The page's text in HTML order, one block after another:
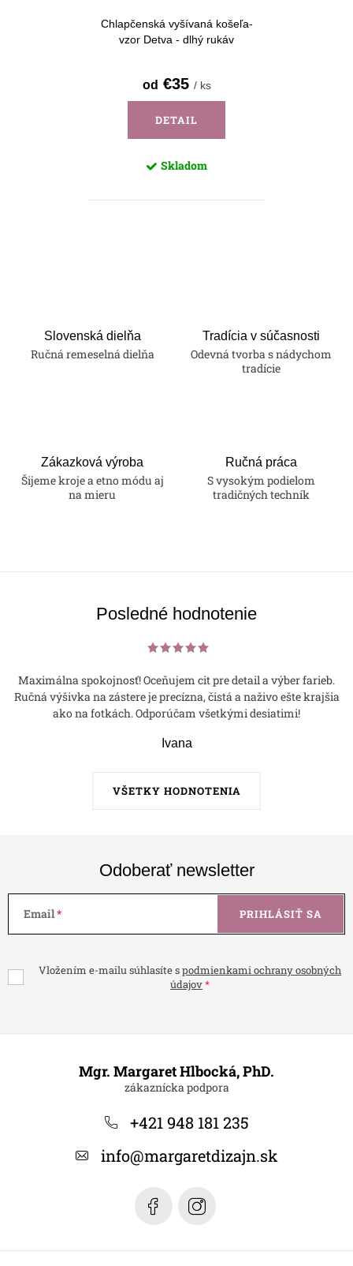
Chlapčenská vyšívaná košeľa-
vzor Detva - dlhý rukáv
od €35 / ks
DETAIL
Skladom
Slovenská dielňa
Ručná remeselná dielňa
Tradícia v súčasnosti
Odevná tvorba s nádychom
tradície
Zákazková výroba
Šijeme kroje a etno módu aj
na mieru
Ručná práca
S vysokým podielom
tradičných techník
Posledné hodnotenie
VŠETKY HODNOTENIA
Maximálna spokojnosť! Oceňujem cit pre detail a výber farieb.
Ručná výšivka na zástere je precízna, čistá a naživo ešte krajšia
ako na fotkách. Odporúčam všetkými desiatimi!
Ivana
Odoberať newsletter
Email
Vložením e-mailu súhlasíte spodmienkami ochrany osobných
údajov
PRIHLÁSIŤ SA
Mgr. Margaret Hlbocká, PhD.
+421 948 181 235
info@margaretdizajn.sk